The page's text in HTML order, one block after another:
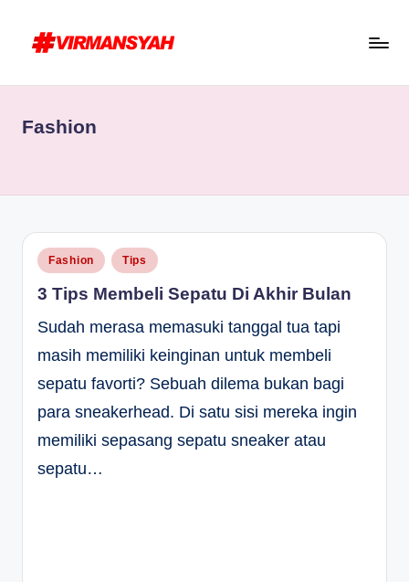
R
A
N
S
Y
A
H
//
for
Fashion
Posted
in
Fashion Tips
3 Tips Membeli Sepatu Di Akhir Bulan
Sudah merasa memasuki tanggal tua tapi
masih memiliki keinginan untuk membeli
sepatu favorti? Sebuah dilema bukan bagi
para sneakerhead. Di satu sisi mereka ingin
memiliki sepasang sepatu sneaker atau
sepatu…